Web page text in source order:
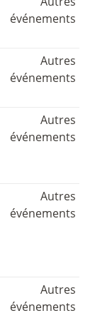
événements
Autres
événements
Autres
événements
Autres
événements
Autres
événements